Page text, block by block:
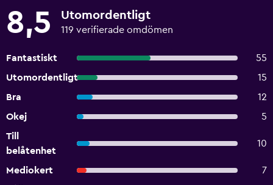
8,5 Utomordentligt
119 verifierade omdömen
Fantastiskt
55
Utomordentligt
15
Bra
12
Okej
5
Till
belåtenhet
10
Mediokert
7